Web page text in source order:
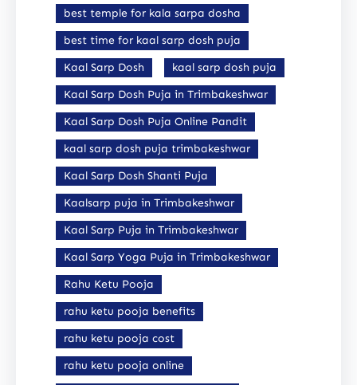
best temple for kala sarpa dosha
best time for kaal sarp dosh puja
Kaal Sarp Dosh
kaal sarp dosh puja
Kaal Sarp Dosh Puja in Trimbakeshwar
Kaal Sarp Dosh Puja Online Pandit
kaal sarp dosh puja trimbakeshwar
Kaal Sarp Dosh Shanti Puja
Kaalsarp puja in Trimbakeshwar
Kaal Sarp Puja in Trimbakeshwar
Kaal Sarp Yoga Puja in Trimbakeshwar
Rahu Ketu Pooja
rahu ketu pooja benefits
rahu ketu pooja cost
rahu ketu pooja online